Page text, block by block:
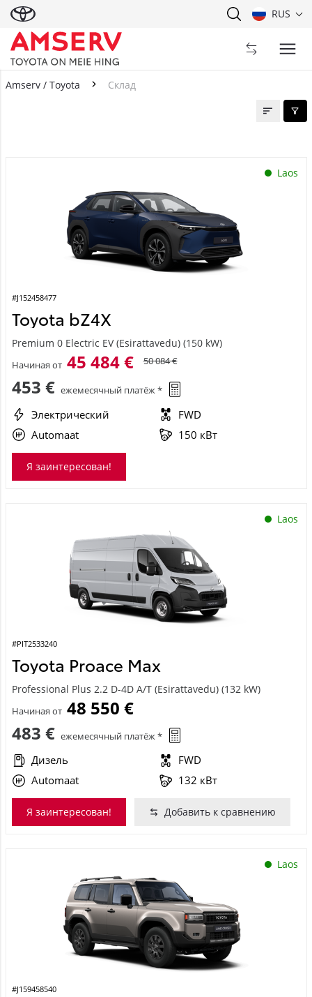
RUS
Amserv / Toyota Склад
Laos
#J152458477
Toyota bZ4X
Premium 0 Electric EV (Esirattavedu) (150 kW)
Начиная от 45 484 € 50 084 €
453 € ежемесячный платёж *
Электрический
FWD
Automaat
150 кВт
Я заинтересован!
Laos
#PIT2533240
Toyota Proace Max
Professional Plus 2.2 D-4D A/T (Esirattavedu) (132 kW)
Начиная от 48 550 €
483 € ежемесячный платёж *
Дизель
FWD
Automaat
132 кВт
Я заинтересован! Добавить к сравнению
Laos
#J159458540